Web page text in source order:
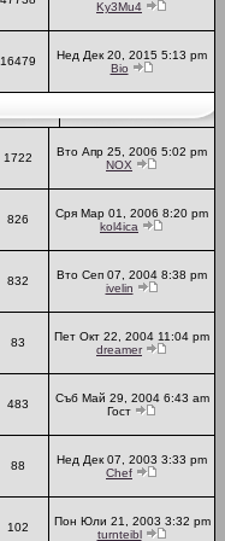
Ky3Mu4
16479
Нед Дек 20, 2015 5:13 pm
Bio
1722
Вто Апр 25, 2006 5:02 pm
NOX
826
Сря Мар 01, 2006 8:20 pm
kol4ica
832
Вто Сеп 07, 2004 8:38 pm
ivelin
83
Пет Окт 22, 2004 11:04 pm
dreamer
483
Съб Май 29, 2004 6:43 am
Гост
88
Нед Дек 07, 2003 3:33 pm
Chef
102
Пон Юли 21, 2003 3:32 pm
turnteibl